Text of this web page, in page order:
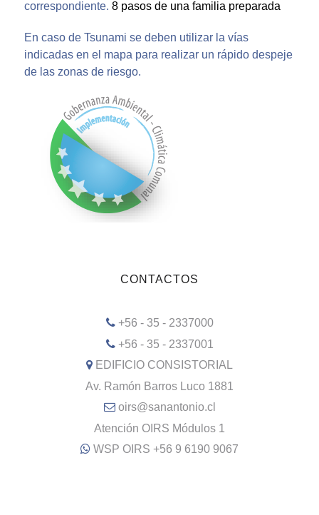
correspondiente. 8 pasos de una familia preparada
En caso de Tsunami se deben utilizar la vías
indicadas en el mapa para realizar un rápido despeje
de las zonas de riesgo.
CONTACTOS
+56 - 35 - 2337000
+56 - 35 - 2337001
EDIFICIO CONSISTORIAL
Av. Ramón Barros Luco 1881
oirs@sanantonio.cl
Atención OIRS Módulos 1
WSP OIRS +56 9 6190 9067